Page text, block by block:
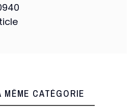
MÊME CATÉGORIE